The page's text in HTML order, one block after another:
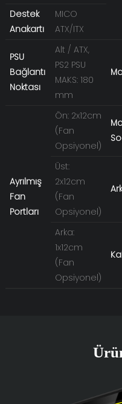
Destek
Anakartı
MICO
ATX/ITX
PSU
Bağlantı
Noktası
Alt / ATX,
PS2 PSU
MAKS: 180
mm
Ayrılmış
Fan
Portları
Ön: 2x12cm
(Fan
Opsiyonel)
Üst:
2x12cm
(Fan
Opsiyonel)
Arka:
1x12cm
(Fan
Opsiyonel)